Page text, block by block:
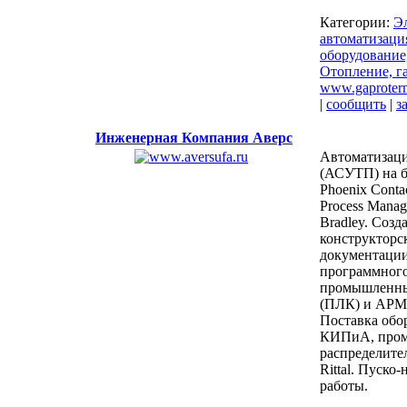
Категории:
Отопление,
| сообщить |
Инженерная Компания Аверс
(АСУТП) на
Phoenix
Process
Bradley.
(ПЛК) и АРМ
Поставка
КИПиА,
Rittal. Пуско-
работы.